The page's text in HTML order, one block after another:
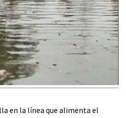
en la línea que alimenta el